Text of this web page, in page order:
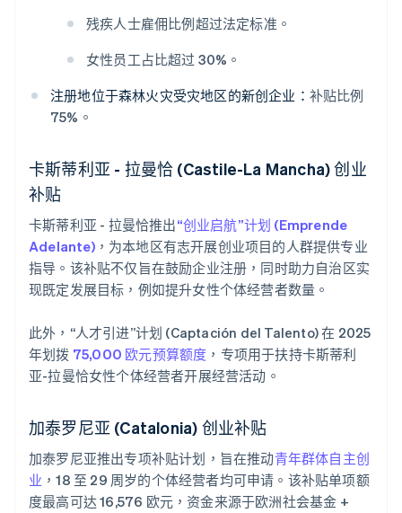
残疾人士雇佣比例超过法定标准。
女性员工占比超过 30%。
注册地位于森林火灾受灾地区的新创企业： 补贴比例
75%。
卡斯蒂利亚 - 拉曼恰 (Castile-La Mancha) 创业
补贴
卡斯蒂利亚 - 拉曼恰推出“创业启航”计划 (Emprende
Adelante)，为本地区有志开展创业项目的人群提供专业
指导。该补贴不仅旨在鼓励企业注册，同时助力自治区实
现既定发展目标，例如提升女性个体经营者数量。
此外，“人才引进”计划 (Captación del Talento) 在 2025
年划拨 75,000 欧元预算额度 ，专项用于扶持卡斯蒂利
亚-拉曼恰女性个体经营者开展经营活动。
加泰罗尼亚 (Catalonia) 创业补贴
加泰罗尼亚推出专项补贴计划，旨在推动青年群体自主创
业 ，18 至 29 周岁的个体经营者均可申请。该补贴单项额
度最高可达 16,576 欧元，资金来源于欧洲社会基金 +